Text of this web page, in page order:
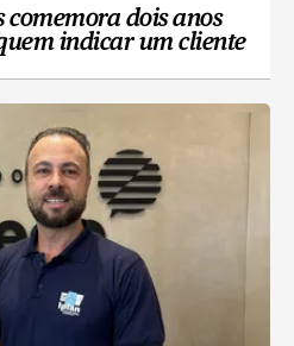
comemora dois anos
indicar um cliente